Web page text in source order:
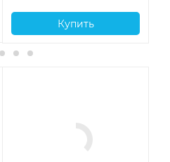
Купить